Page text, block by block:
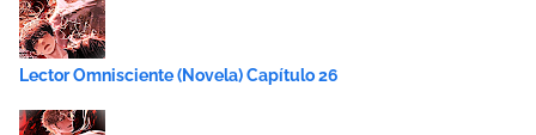
Lector Omnisciente (Novela) Capítulo 26